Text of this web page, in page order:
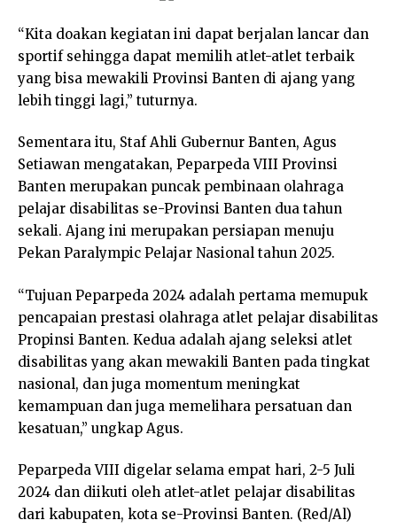
“Kita doakan kegiatan ini dapat berjalan lancar dan
sportif sehingga dapat memilih atlet-atlet terbaik
yang bisa mewakili Provinsi Banten di ajang yang
lebih tinggi lagi,” tuturnya.
Sementara itu, Staf Ahli Gubernur Banten, Agus
Setiawan mengatakan, Peparpeda VIII Provinsi
Banten merupakan puncak pembinaan olahraga
pelajar disabilitas se-Provinsi Banten dua tahun
sekali. Ajang ini merupakan persiapan menuju
Pekan Paralympic Pelajar Nasional tahun 2025.
“Tujuan Peparpeda 2024 adalah pertama memupuk
pencapaian prestasi olahraga atlet pelajar disabilitas
Propinsi Banten. Kedua adalah ajang seleksi atlet
disabilitas yang akan mewakili Banten pada tingkat
nasional, dan juga momentum meningkat
kemampuan dan juga memelihara persatuan dan
kesatuan,” ungkap Agus.
Peparpeda VIII digelar selama empat hari, 2-5 Juli
2024 dan diikuti oleh atlet-atlet pelajar disabilitas
dari kabupaten, kota se-Provinsi Banten. (Red/Al)